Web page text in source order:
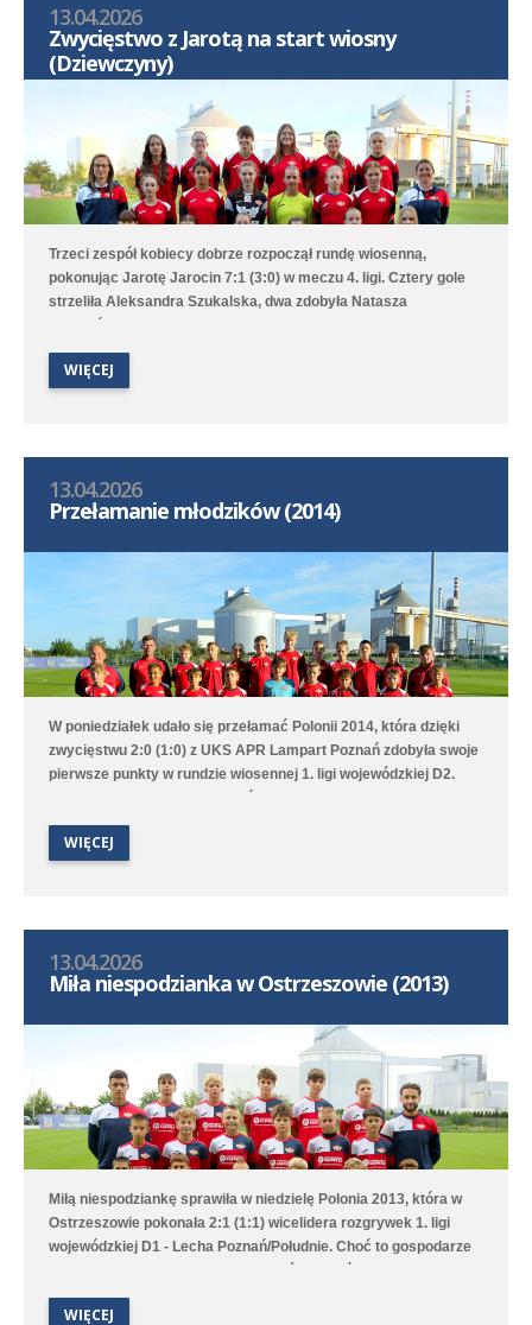
13.04.2026
Zwycięstwo z Jarotą na start wiosny
(Dziewczyny)
Trzeci zespół kobiecy dobrze rozpoczął rundę wiosenną,
pokonując Jarotę Jarocin 7:1 (3:0) w meczu 4. ligi. Cztery gole
strzeliła Aleksandra Szukalska, dwa zdobyła Natasza
Szymańska, a wynik ustaliła Alicja Doros. Trampkarki przegrały
2:6 z Avią II Kamionki.
WIĘCEJ
13.04.2026
Przełamanie młodzików (2014)
W poniedziałek udało się przełamać Polonii 2014, która dzięki
zwycięstwu 2:0 (1:0) z UKS APR Lampart Poznań zdobyła swoje
pierwsze punkty w rundzie wiosennej 1. ligi wojewódzkiej D2.
Bramki na wagę trzech punktów strzelili Witold Artomski i Karol
Lechem Poznań/Dominowo-Krzykosy.
WIĘCEJ
13.04.2026
Miła niespodzianka w Ostrzeszowie (2013)
Miłą niespodziankę sprawiła w niedzielę Polonia 2013, która w
Ostrzeszowie pokonała 2:1 (1:1) wicelidera rozgrywek 1. ligi
wojewódzkiej D1 - Lecha Poznań/Południe. Choć to gospodarze
pierwsi objęli prowadzenie to Poloniści odwrócili losy meczu za
zespół przegrał na wyjeździe 1:3 (1:1) z Clescevią Kleszczewo, a
WIĘCEJ